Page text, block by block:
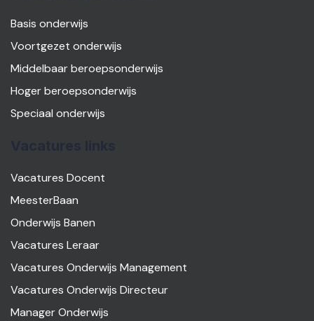
Basis onderwijs
Voortgezet onderwijs
Middelbaar beroepsonderwijs
Hoger beroepsonderwijs
Speciaal onderwijs
Vacatures Docent
MeesterBaan
Onderwijs Banen
Vacatures Leraar
Vacatures Onderwijs Management
Vacatures Onderwijs Directeur
Manager Onderwijs